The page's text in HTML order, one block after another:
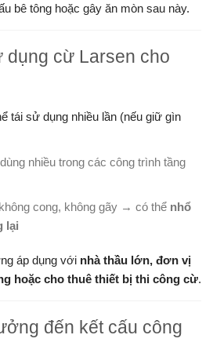
bê tông hoặc gây ăn mòn sau này.
dụng cừ Larsen cho
tái sử dụng nhiều lần (nếu giữ gìn
nhiều trong các công trình tầng
cong, không gãy → có thể nhổ
lại
áp dụng với nhà thầu lớn, đơn vị
hoặc cho thuê thiết bị thi công cừ.
đến kết cấu công